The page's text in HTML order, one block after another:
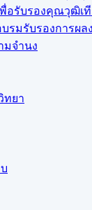
อรับรองคุณวุฒิเ
รมรับรองการผล
มจำนง
ทยา